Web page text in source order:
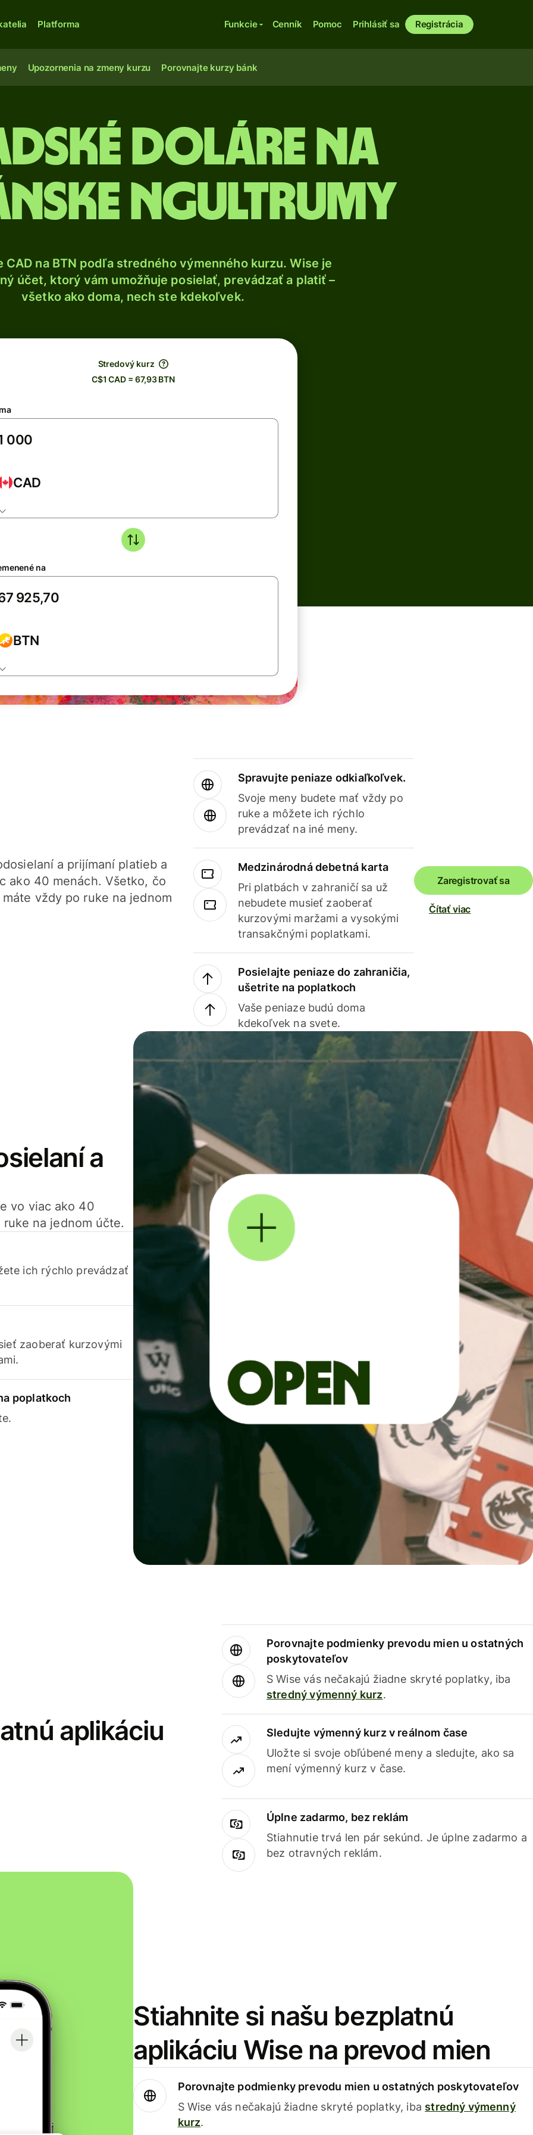
Platforma Funkcie Cenník Pomoc Prihlásiť sa Registrácia
Upozornenia na zmeny kurzu Porovnajte kurzy bánk
doláre na
ngultrumy
CAD na BTN podľa stredného výmenného kurzu. Wise je
účet, ktorý vám umožňuje posielať, prevádzať a platiť –
všetko ako doma, nech ste kdekoľvek.
Stredový kurz
C$1 CAD = 67,93 BTN
CAD
na
BTN
a prijímaní platieb a
ako 40 menách. Všetko, čo
vždy po ruke na jednom
Spravujte peniaze odkiaľkoľvek.
Svoje meny budete mať vždy po
ruke a môžete ich rýchlo
prevádzať na iné meny.
Medzinárodná debetná karta
Pri platbách v zahraničí sa už
nebudete musieť zaoberať
kurzovými maržami a vysokými
transakčnými poplatkami.
Posielajte peniaze do zahraničia,
ušetrite na poplatkoch
Vaše peniaze budú doma
kdekoľvek na svete.
Zaregistrovať sa
Čítať viac
a
vo viac ako 40
na jednom účte.
ich rýchlo prevádzať
zaoberať kurzovými
poplatkoch
aplikáciu
Porovnajte podmienky prevodu mien u ostatných
poskytovateľov
S Wise vás nečakajú žiadne skryté poplatky, iba
stredný výmenný kurz.
Sledujte výmenný kurz v reálnom čase
Uložte si svoje obľúbené meny a sledujte, ako sa
mení výmenný kurz v čase.
Úplne zadarmo, bez reklám
Stiahnutie trvá len pár sekúnd. Je úplne zadarmo a
bez otravných reklám.
Stiahnite si našu bezplatnú
aplikáciu Wise na prevod mien
Porovnajte podmienky prevodu mien u ostatných poskytovateľov
S Wise vás nečakajú žiadne skryté poplatky, iba stredný výmenný
kurz.